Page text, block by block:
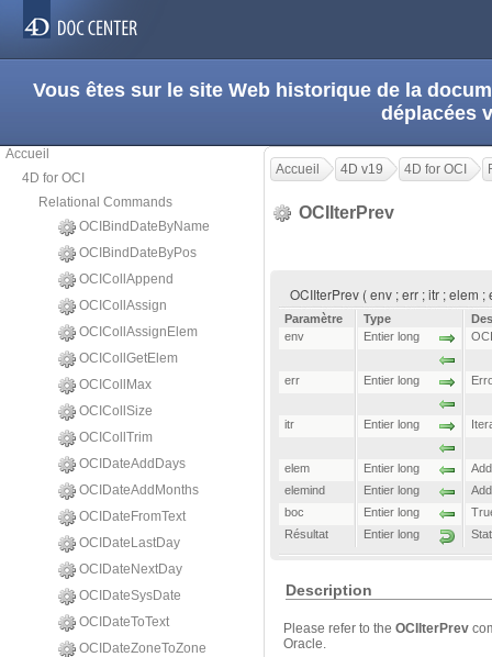
Vous êtes sur le site Web historique de la
déplacées
Accueil
4D for OCI
Relational Commands
OCIBindDateByName
OCIBindDateByPos
OCICollAppend
OCICollAssign
OCICollAssignElem
OCICollGetElem
OCICollMax
OCICollSize
OCICollTrim
OCIDateAddDays
OCIDateAddMonths
OCIDateFromText
OCIDateLastDay
OCIDateNextDay
OCIDateSysDate
OCIDateToText
OCIDateZoneToZone
Accueil 4D v19 4D for OCI
OCIIterPrev
OCIIterPrev ( env ; err ; itr ; elem
Paramètre Type
env
Entier long
err Entier long
itr Entier long
elem Entier long
elemind
Entier long
boc
Entier long
Résultat
Entier long
Description
Please refer to the OCIIterPrev
Oracle.